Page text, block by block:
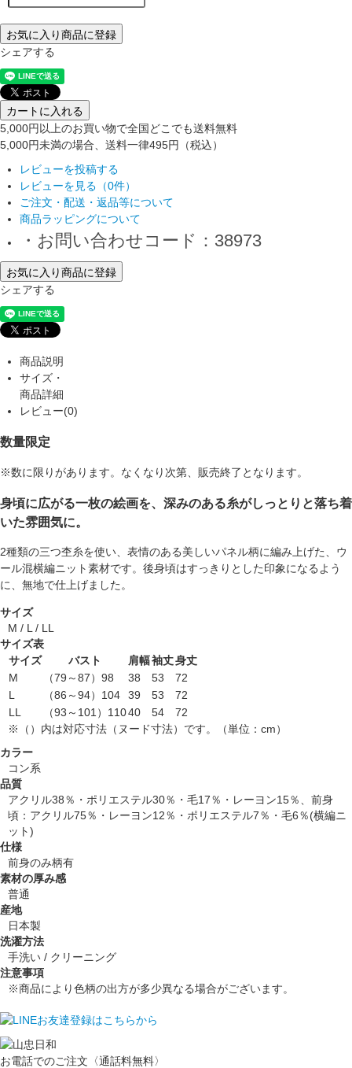
お気に入り商品に登録
シェアする
カートに入れる
5,000円以上のお買い物で全国どこでも送料無料
5,000円未満の場合、送料一律495円（税込）
レビューを投稿する
レビューを見る（0件）
ご注文・配送・返品等について
商品ラッピングについて
・お問い合わせコード：38973
お気に入り商品に登録
シェアする
商品説明
サイズ・
商品詳細
レビュー(0)
数量限定
※数に限りがあります。なくなり次第、販売終了となります。
身頃に広がる一枚の絵画を、深みのある糸がしっとりと落ち着
いた雰囲気に。
2種類の三つ杢糸を使い、表情のある美しいパネル柄に編み上げた、ウ
ール混横編ニット素材です。後身頃はすっきりとした印象になるよう
に、無地で仕上げました。
サイズ
M / L / LL
サイズ表
サイズ
バスト 肩幅袖丈身丈
M
（79～87）98 38 53
72
L
（86～94）104 39 53
72
LL
（93～101）11040 54
72
※（）内は対応寸法（ヌード寸法）です。（単位：cm）
カラー
コン系
品質
アクリル38％・ポリエステル30％・毛17％・レーヨン15％、前身
頃：アクリル75％・レーヨン12％・ポリエステル7％・毛6％(横編ニ
ット)
仕様
前身のみ柄有
素材の厚み感
普通
産地
日本製
洗濯方法
手洗い / クリーニング
注意事項
※商品により色柄の出方が多少異なる場合がございます。
お電話でのご注文〈通話料無料〉